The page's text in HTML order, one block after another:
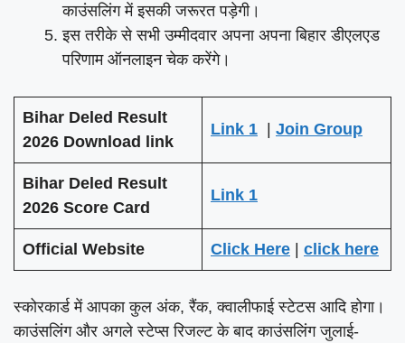
काउंसलिंग में इसकी जरूरत पड़ेगी।
इस तरीके से सभी उम्मीदवार अपना अपना बिहार डीएलएड
परिणाम ऑनलाइन चेक करेंगे।
Bihar Deled Result
2026 Download link
Link 1 | Join Group
Bihar Deled Result
2026 Score Card
Link 1
Official Website Click Here | click here
स्कोरकार्ड में आपका कुल अंक, रैंक, क्वालीफाई स्टेटस आदि होगा।
काउंसलिंग और अगले स्टेप्स रिजल्ट के बाद काउंसलिंग जुलाई-